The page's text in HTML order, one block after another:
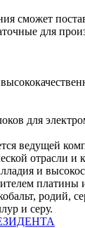
сможет
для
для
ведущей
отрасли
и
платины
родий,
и серу.